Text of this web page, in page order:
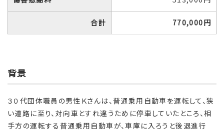
合計 770,000円
背景
３０代団体職員の男性Ｋさんは、普通乗用自動車を運転して、狭
い道路に至り、対向車とすれ違うために停車していたところ、相
手方の運転する普通乗用自動車が、車庫に入ろうと後退進行